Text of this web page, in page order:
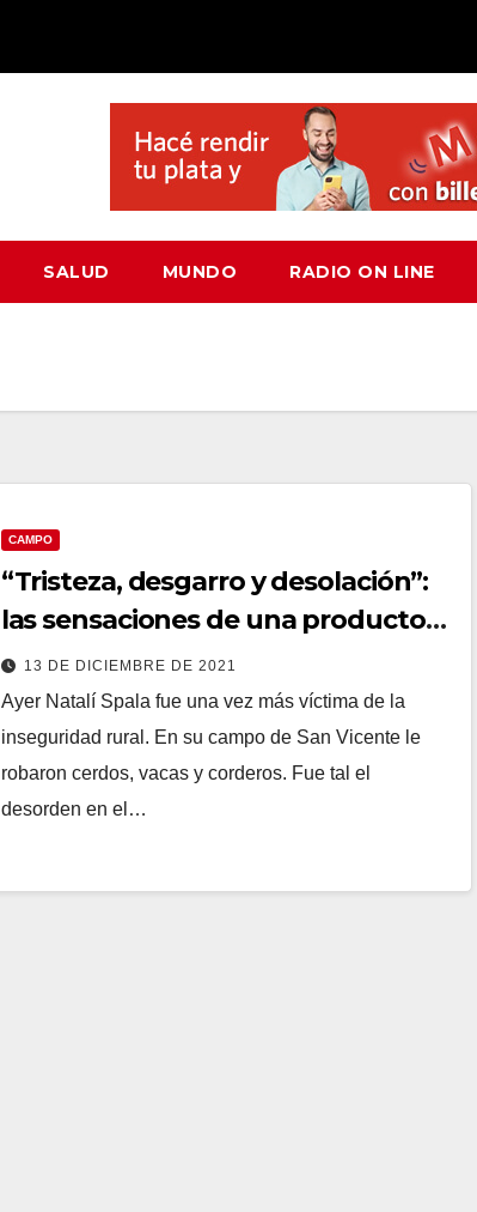
SALUD MUNDO RADIO ON LINE
CAMPO
“Tristeza, desgarro y desolación”:
las sensaciones de una productora
que sufrió el robo de animales en
su campo
13 DE DICIEMBRE DE 2021
Ayer Natalí Spala fue una vez más víctima de la
inseguridad rural. En su campo de San Vicente le
robaron cerdos, vacas y corderos. Fue tal el
desorden en el…